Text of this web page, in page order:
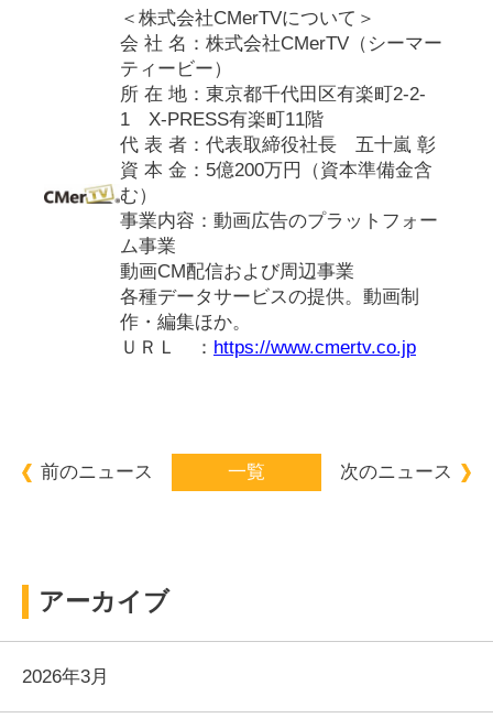
＜株式会社CMerTVについて＞
会 社 名：株式会社CMerTV（シーマー
ティービー）
所 在 地：東京都千代田区有楽町2-2-
1 X-PRESS有楽町11階
代 表 者：代表取締役社長 五十嵐 彰
資 本 金：5億200万円（資本準備金含
む）
事業内容：動画広告のプラットフォー
ム事業
動画CM配信および周辺事業
各種データサービスの提供。動画制
作・編集ほか。
ＵＲＬ ： https://www.cmertv.co.jp
前のニュース 一覧 次のニュース
アーカイブ
2026年3月